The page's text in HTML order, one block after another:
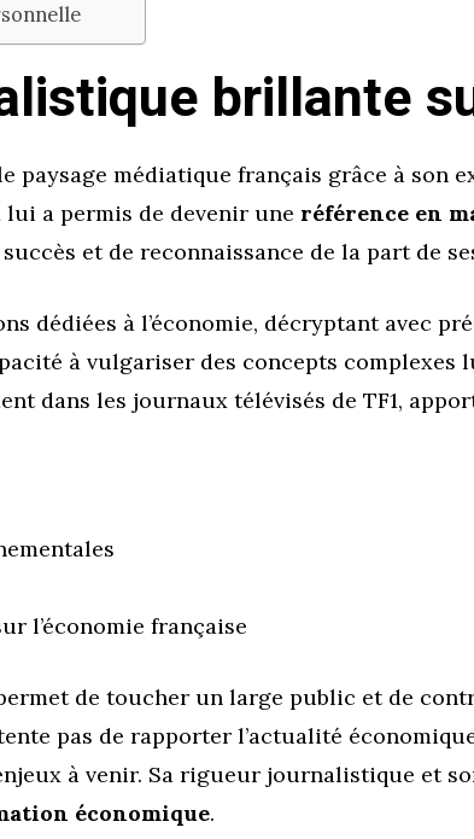
brillante
paysage médiatique français grâce à son
lui a permis de devenir une référence en
et de reconnaissance de la part de
dédiées à l’économie, décryptant avec
à vulgariser des concepts complexes
dans les journaux télévisés de TF1,
l’économie française
de toucher un large public et de
pas de rapporter l’actualité
à venir. Sa rigueur journalistique et
économique.